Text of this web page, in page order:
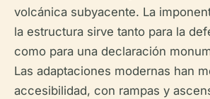
volcánica subyacente. La
la estructura sirve tanto para la
como para una declaración
Las adaptaciones modernas han
accesibilidad, con rampas y